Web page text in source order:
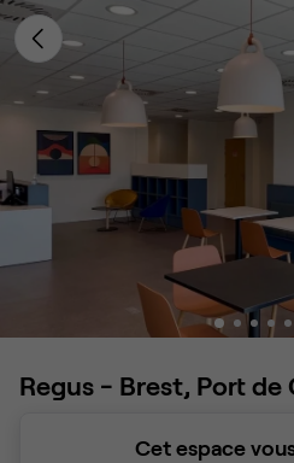
Regus - Brest, Port de
Cet espace